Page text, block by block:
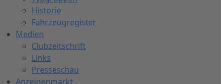
Historie
Fahrzeugregister
Medien
Clubzeitschrift
Links
Presseschau
Anzeigenmarkt